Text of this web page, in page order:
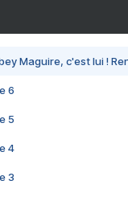
Maguire, c'est lui !
6
5
4
3